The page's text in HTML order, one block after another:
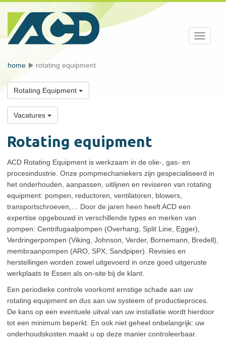
Toggle
home rotating equipment
Rotating Equipment
Vacatures
Rotating equipment
ACD Rotating Equipment is werkzaam in de olie-, gas- en
procesindustrie. Onze pompmechaniekers zijn gespecialiseerd in
het onderhouden, aanpassen, uitlijnen en reviseren van rotating
equipment: pompen, reductoren, ventilatoren, blowers,
transportschroeven,… Door de jaren heen heeft ACD een
expertise opgebouwd in verschillende types en merken van
pompen: Centrifugaalpompen (Overhang, Split Line, Egger),
Verdringerpompen (Viking, Johnson, Verder, Bornemann, Bredell),
membraanpompen (ARO, SPX, Sandpiper). Revisies en
herstellingen worden zowel uitgevoerd in onze goed uitgeruste
werkplaats te Essen als on-site bij de klant.
Een periodieke controle voorkomt ernstige schade aan uw
rotating equipment en dus aan uw systeem of productieproces.
De kans op een eventuele uitval van uw installatie wordt hierdoor
tot een minimum beperkt. En ook niet geheel onbelangrijk: uw
onderhoudskosten maakt u op deze manier controleerbaar.